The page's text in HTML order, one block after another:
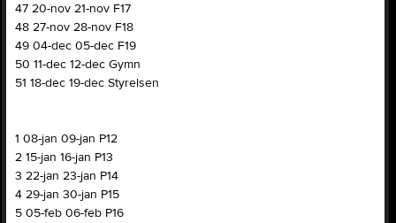
47 20-nov 21-nov F17
48 27-nov 28-nov F18
49 04-dec 05-dec F19
50 11-dec 12-dec Gymn
51 18-dec 19-dec Styrelsen
1 08-jan 09-jan P12
2 15-jan 16-jan P13
3 22-jan 23-jan P14
4 29-jan 30-jan P15
5 05-feb 06-feb P16